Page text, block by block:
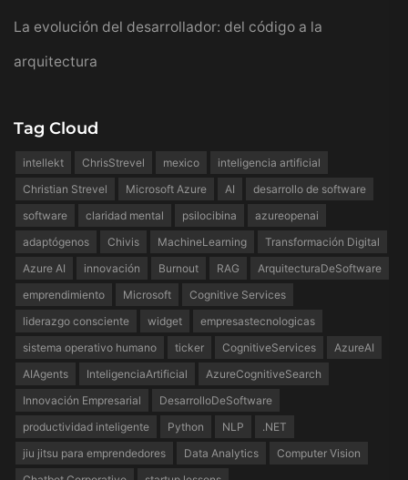
La evolución del desarrollador: del código a la
arquitectura
Tag Cloud
intellekt ChrisStrevel mexico
inteligencia artificial
Christian Strevel
Microsoft Azure AI
desarrollo de software
software
claridad mental psilocibina
azureopenai
adaptógenos
Chivis MachineLearning
Transformación Digital
Azure AI
innovación Burnout RAG
ArquitecturaDeSoftware
emprendimiento
Microsoft
Cognitive Services
liderazgo consciente
widget
empresastecnologicas
sistema operativo humano
ticker CognitiveServices
AzureAI
AIAgents
InteligenciaArtificial
AzureCognitiveSearch
Innovación Empresarial
DesarrolloDeSoftware
productividad inteligente
Python NLP
.NET
jiu jitsu para emprendedores
Data Analytics
Computer Vision